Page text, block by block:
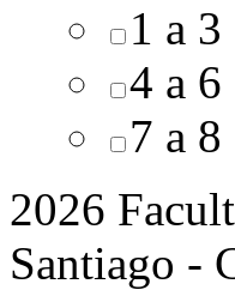
1 a 3
4 a 6
7 a 8
2026
Santiago -